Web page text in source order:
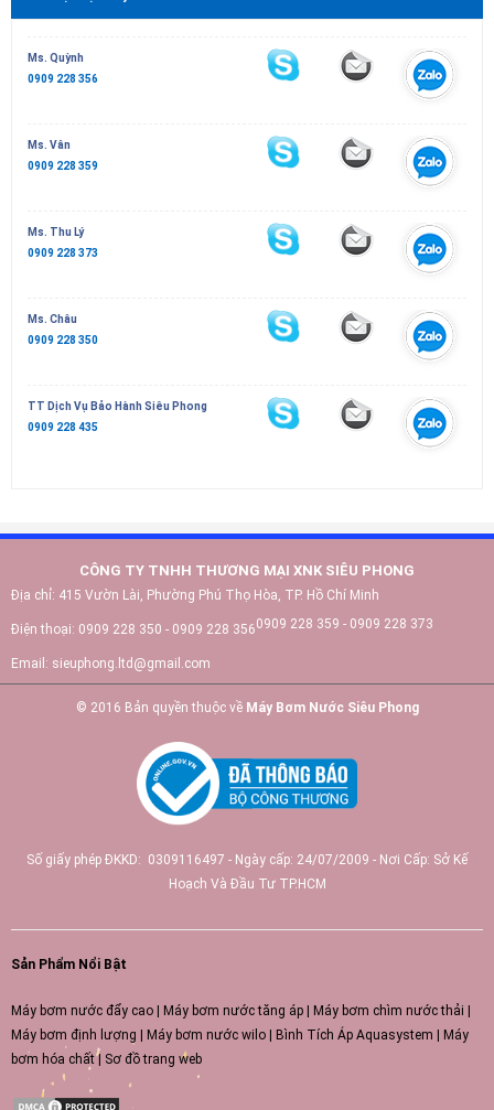
Ms. Quỳnh
0909 228 356
Ms. Vân
0909 228 359
Ms. Thu Lý
0909 228 373
Ms. Châu
0909 228 350
TT Dịch Vụ Bảo Hành Siêu Phong
0909 228 435
CÔNG TY TNHH THƯƠNG MẠI XNK SIÊU PHONG
Địa chỉ: 415 Vườn Lài, Phường Phú Thọ Hòa, TP. Hồ Chí Minh
Điện thoại: 0909 228 350 - 0909 228 3560909 228 359 - 0909 228 373
Email: sieuphong.ltd@gmail.com
© 2016 Bản quyền thuộc về Máy Bơm Nước Siêu Phong
Số giấy phép ĐKKD: 0309116497 - Ngày cấp: 24/07/2009 - Nơi Cấp: Sở Kế
Hoạch Và Đầu Tư TP.HCM
Sản Phẩm Nổi Bật
Máy bơm nước đẩy cao | Máy bơm nước tăng áp | Máy bơm chìm nước thải |
Máy bơm định lượng | Máy bơm nước wilo | Bình Tích Áp Aquasystem | Máy
bơm hóa chất| Sơ đồ trang web